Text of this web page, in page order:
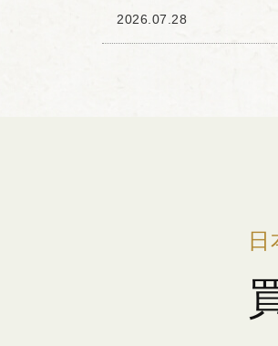
落ち着いた光沢と...
2026.07.28